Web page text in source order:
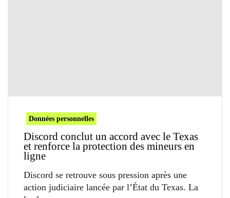
Données personnelles
Discord conclut un accord avec le Texas
et renforce la protection des mineurs en
ligne
Discord se retrouve sous pression après une
action judiciaire lancée par l’État du Texas. La